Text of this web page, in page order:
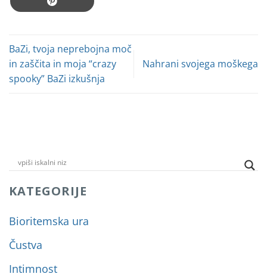
KATEGORIJE
Bioritemska ura
Čustva
Intimnost
BaZi, tvoja neprebojna moč
in zaščita in moja “crazy
spooky” BaZi izkušnja
Nahrani svojega moškega